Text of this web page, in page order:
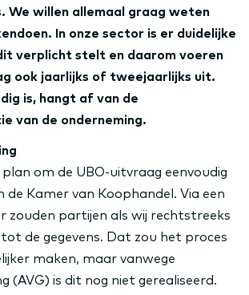
We willen allemaal graag weten
In onze sector is er duidelijke
verplicht stelt en daarom voeren
ook jaarlijks of tweejaarlijks uit.
is, hangt af van de
van de onderneming.
om de UBO-uitvraag eenvoudig
de Kamer van Koophandel. Via een
zouden partijen als wij rechtstreeks
de gegevens. Dat zou het proces
maken, maar vanwege
(AVG) is dit nog niet gerealiseerd.